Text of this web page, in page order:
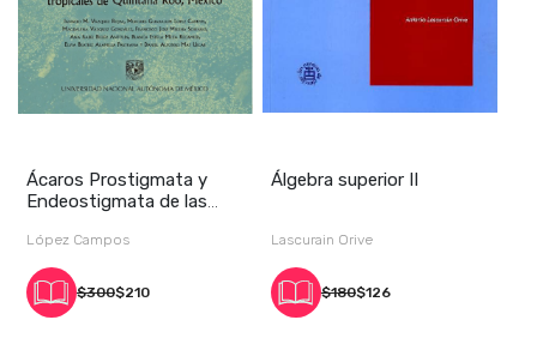
Ácaros Prostigmata y
Endeostigmata de las
López Campos
$300$210
Álgebra superior II
Lascurain Orive
$180$126